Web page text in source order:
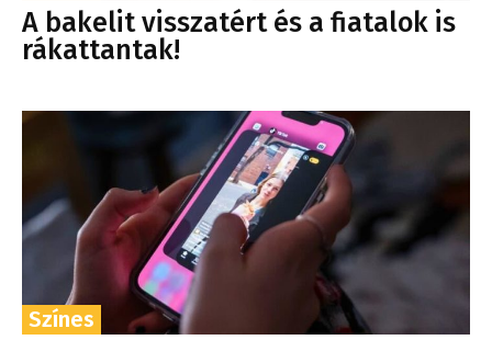
A bakelit visszatért és a fiatalok is
rákattantak!
Színes